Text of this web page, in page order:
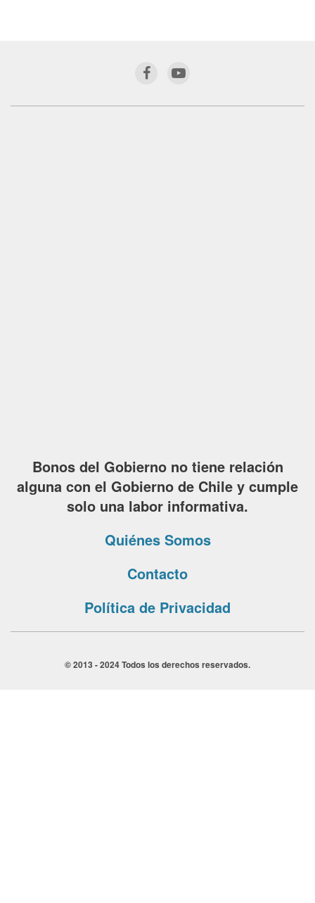
Bonos del Gobierno no tiene relación
alguna con el Gobierno de Chile y cumple
solo una labor informativa.
Quiénes Somos
Contacto
Política de Privacidad
© 2013 - 2024 Todos los derechos reservados.